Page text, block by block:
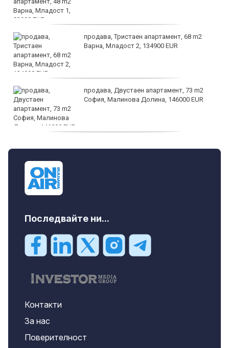
продава, Тристаен апартамент, 68 m2
Варна, Младост 2, 134900 EUR
продава, Двустаен апартамент, 73 m2
София, Малинова Долина, 146000 EUR
Последвайте ни...
Контакти
За нас
Поверителност